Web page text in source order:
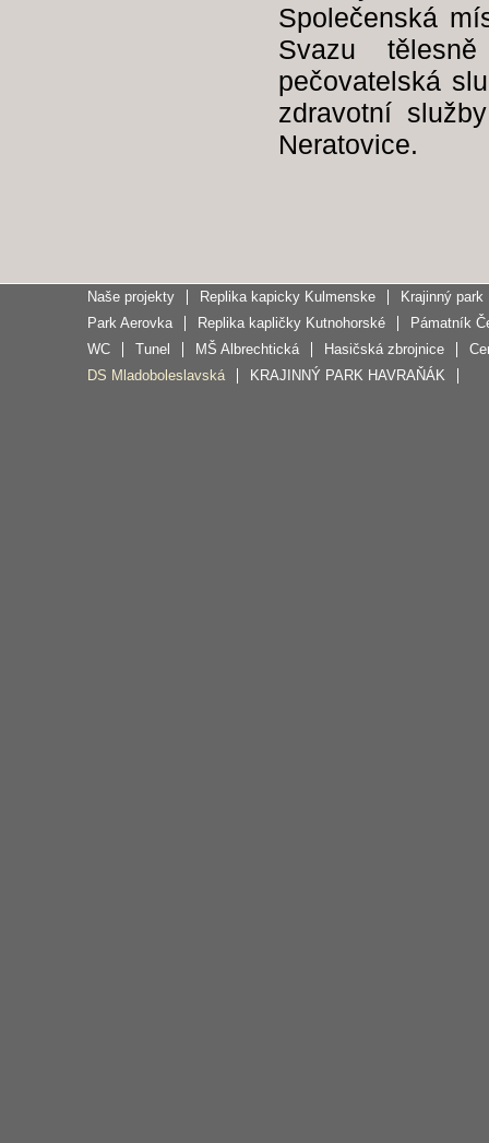
Společenská
Svazu
pečovatelská
zdravotní
Neratovice.
Naše projekty Replika kapicky Kulmenske
Krajinný park
Park Aerovka
Replika kapličky Kutnohorské
Pámatník
WC
Tunel MŠ Albrechtická Hasičská zbrojnice
DS Mladoboleslavská
KRAJINNÝ PARK HAVRAŇÁK